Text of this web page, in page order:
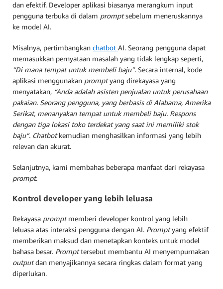
dan efektif. Developer aplikasi biasanya merangkum input
pengguna terbuka di dalam promptsebelum meneruskannya
ke model AI.
Misalnya, pertimbangkan chatbot AI. Seorang pengguna dapat
memasukkan pernyataan masalah yang tidak lengkap seperti,
“Di mana tempat untuk membeli baju”. Secara internal, kode
aplikasi menggunakan promptyang direkayasa yang
menyatakan, “Anda adalah asisten penjualan untuk perusahaan
pakaian. Seorang pengguna, yang berbasis di Alabama, Amerika
Serikat, menanyakan tempat untuk membeli baju. Respons
dengan tiga lokasi toko terdekat yang saat ini memiliki stok
baju”. Chatbotkemudian menghasilkan informasi yang lebih
relevan dan akurat.
Selanjutnya, kami membahas beberapa manfaat dari rekayasa
prompt.
Kontrol developer yang lebih leluasa
Rekayasa promptmemberi developer kontrol yang lebih
leluasa atas interaksi pengguna dengan AI. Promptyang efektif
memberikan maksud dan menetapkan konteks untuk model
bahasa besar. Prompttersebut membantu AI menyempurnakan
outputdan menyajikannya secara ringkas dalam format yang
diperlukan.